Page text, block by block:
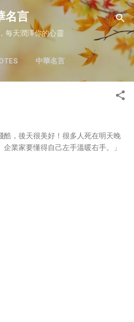
跳至主要內容
名言
每天潤澤你的心靈
中華名言
酷，後天很美好！很多人死在明天晚
企業家要懂得自己左手溫暖右手。」